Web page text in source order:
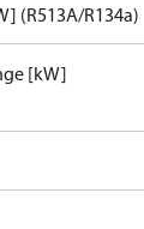
(R513A/R134a)
[kW]